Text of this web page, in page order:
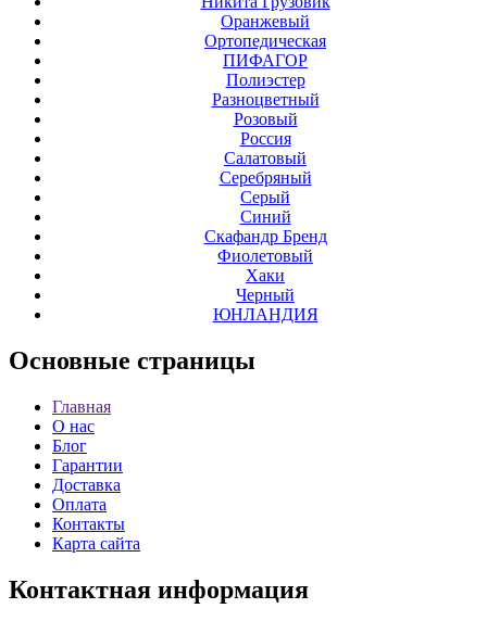
Оранжевый
Ортопедическая
ПИФАГОР
Полиэстер
Разноцветный
Розовый
Россия
Салатовый
Серебряный
Серый
Синий
Скафандр Бренд
Фиолетовый
Хаки
Черный
ЮНЛАНДИЯ
Основные страницы
Главная
О нас
Блог
Гарантии
Доставка
Оплата
Контакты
Карта сайта
Контактная информация